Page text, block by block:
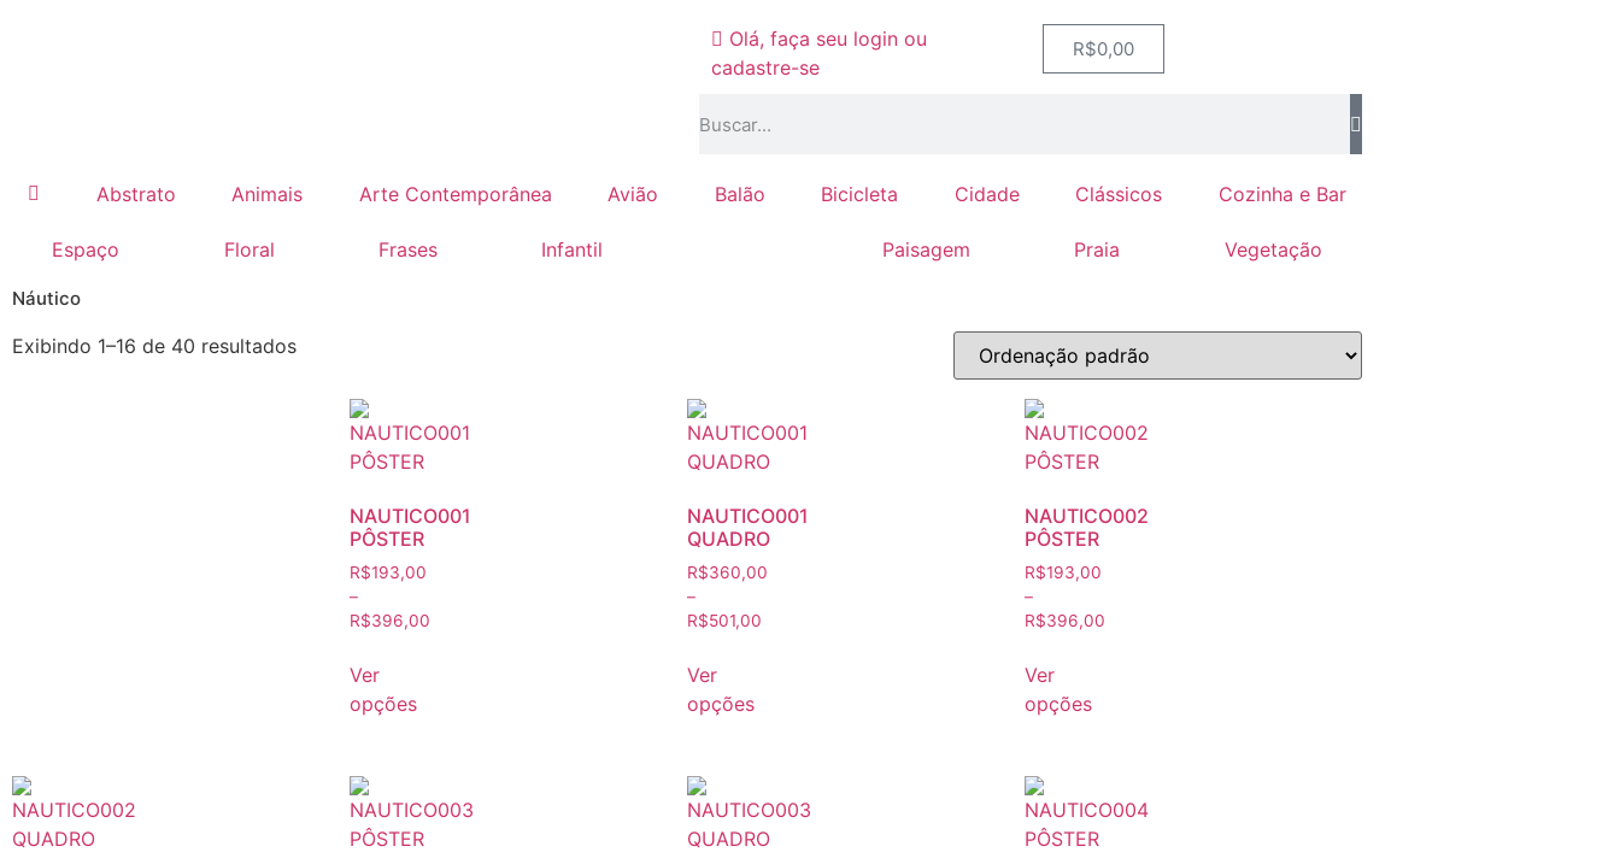
Olá, faça seu login ou
cadastre-se
R$0,00
Abstrato Animais Arte Contemporânea Avião Balão Bicicleta Cidade Clássicos Cozinha e Bar
Espaço Floral Frases Infantil Paisagem Praia Vegetação
Náutico
Exibindo 1–16 de 40 resultados
NAUTICO001
PÔSTER
R$193,00
–
R$396,00
Ver
opções
NAUTICO001
QUADRO
R$360,00
–
R$501,00
Ver
opções
NAUTICO002
PÔSTER
R$193,00
–
R$396,00
Ver
opções